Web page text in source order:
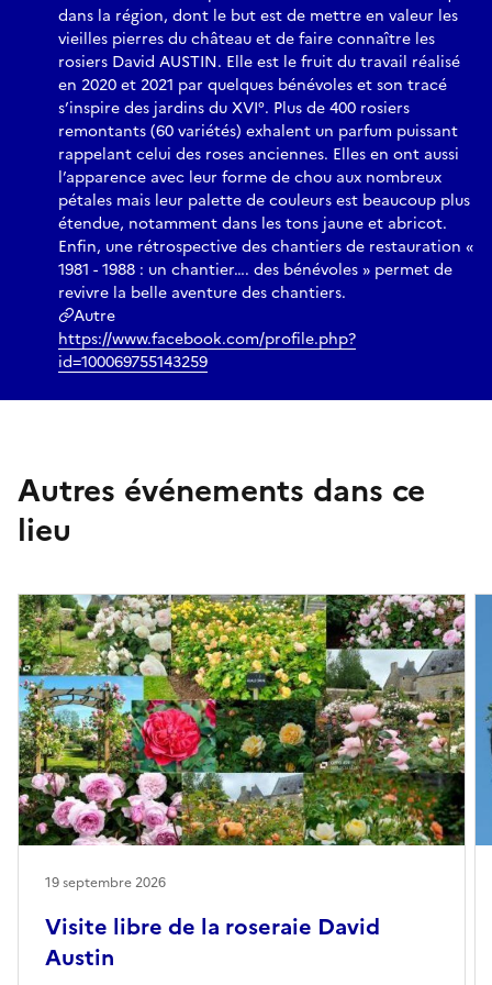
dans la région, dont le but est de mettre en valeur les
vieilles pierres du château et de faire connaître les
rosiers David AUSTIN. Elle est le fruit du travail réalisé
en 2020 et 2021 par quelques bénévoles et son tracé
s’inspire des jardins du XVI°. Plus de 400 rosiers
remontants (60 variétés) exhalent un parfum puissant
rappelant celui des roses anciennes. Elles en ont aussi
l’apparence avec leur forme de chou aux nombreux
pétales mais leur palette de couleurs est beaucoup plus
étendue, notamment dans les tons jaune et abricot.
Enfin, une rétrospective des chantiers de restauration «
1981 - 1988 : un chantier…. des bénévoles » permet de
revivre la belle aventure des chantiers.
Autre
https://www.facebook.com/profile.php?
id=100069755143259
Autres événements dans ce
lieu
Visite libre de la roseraie David
Austin
19 septembre 2026